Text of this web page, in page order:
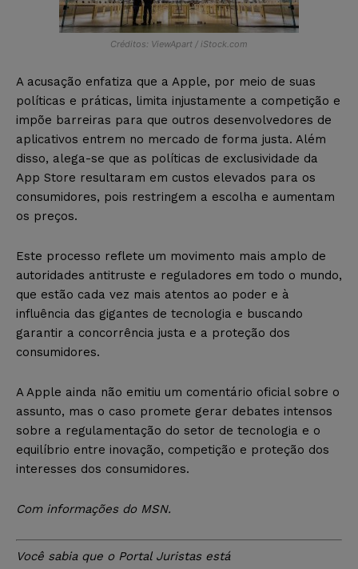
Créditos: ViewApart / iStock.com
A acusação enfatiza que a Apple, por meio de suas
políticas e práticas, limita injustamente a competição e
impõe barreiras para que outros desenvolvedores de
aplicativos entrem no mercado de forma justa. Além
disso, alega-se que as políticas de exclusividade da
App Store resultaram em custos elevados para os
consumidores, pois restringem a escolha e aumentam
os preços.
Este processo reflete um movimento mais amplo de
autoridades antitruste e reguladores em todo o mundo,
que estão cada vez mais atentos ao poder e à
influência das gigantes de tecnologia e buscando
garantir a concorrência justa e a proteção dos
consumidores.
A Apple ainda não emitiu um comentário oficial sobre o
assunto, mas o caso promete gerar debates intensos
sobre a regulamentação do setor de tecnologia e o
equilíbrio entre inovação, competição e proteção dos
interesses dos consumidores.
Com informações do MSN.
Você sabia que o Portal Juristas está